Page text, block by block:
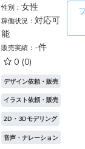
性別： 女性
稼働状況： 対応可
能
販売実績： -件
0 (0)
デザイン依頼・販売
イラスト依頼・販売
2D・3Dモデリング
音声・ナレーション